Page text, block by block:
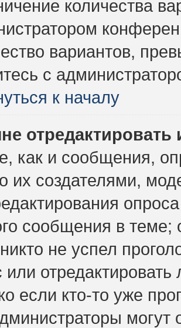
количества
вариантов,
с
к началу
как и сообщения,
их создателями,
сообщения в теме;
не успел
или
если кто-то уже
могут